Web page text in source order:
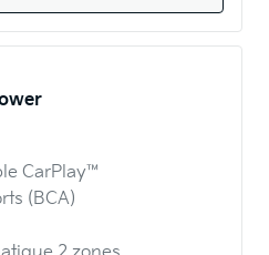
CarPlay™
(BCA)